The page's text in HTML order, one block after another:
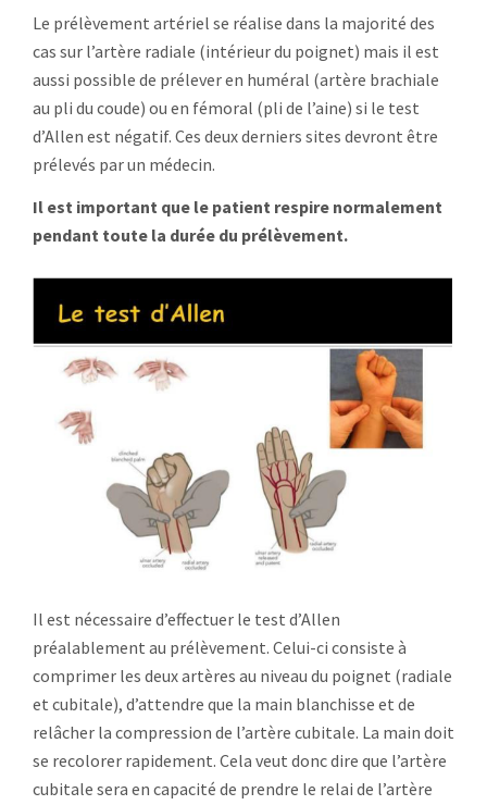
Le prélèvement artériel se réalise dans la majorité des
cas sur l’artère radiale (intérieur du poignet) mais il est
aussi possible de prélever en huméral (artère brachiale
au pli du coude) ou en fémoral (pli de l’aine) si le test
d’Allen est négatif. Ces deux derniers sites devront être
prélevés par un médecin.
Il est important que le patient respire normalement
pendant toute la durée du prélèvement.
Il est nécessaire d’effectuer le test d’Allen
préalablement au prélèvement. Celui-ci consiste à
comprimer les deux artères au niveau du poignet (radiale
et cubitale), d’attendre que la main blanchisse et de
relâcher la compression de l’artère cubitale. La main doit
se recolorer rapidement. Cela veut donc dire que l’artère
cubitale sera en capacité de prendre le relai de l’artère